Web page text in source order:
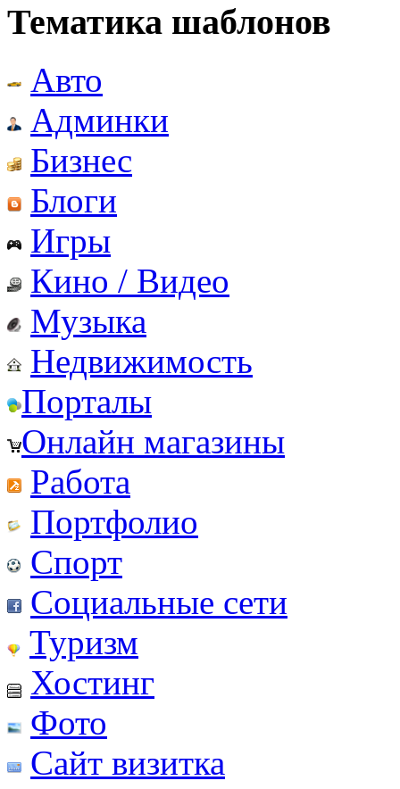
Тематика шаблонов
Авто
Админки
Бизнес
Блоги
Игры
Кино / Видео
Музыка
Недвижимость
Порталы
Онлайн магазины
Работа
Портфолио
Спорт
Социальные сети
Туризм
Хостинг
Фото
Сайт визитка